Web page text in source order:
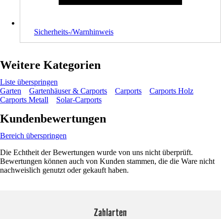
Sicherheits-/Warnhinweis
Weitere Kategorien
Liste überspringen
Garten
Gartenhäuser & Carports Carports
Carports Holz
Carports Metall
Solar-Carports
Kundenbewertungen
Bereich überspringen
Die Echtheit der Bewertungen wurde von uns nicht überprüft.
Bewertungen können auch von Kunden stammen, die die Ware nicht
nachweislich genutzt oder gekauft haben.
Zahlarten